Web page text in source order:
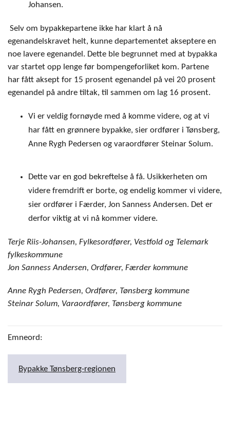
Johansen.
Selv om bypakkepartene ikke har klart å nå
egenandelskravet helt, kunne departementet akseptere en
noe lavere egenandel. Dette ble begrunnet med at bypakka
var startet opp lenge før bompengeforliket kom. Partene
har fått aksept for 15 prosent egenandel på vei 20 prosent
egenandel på andre tiltak, til sammen om lag 16 prosent.
Vi er veldig fornøyde med å komme videre, og at vi
har fått en grønnere bypakke, sier ordfører i Tønsberg,
Anne Rygh Pedersen og varaordfører Steinar Solum.
Dette var en god bekreftelse å få. Usikkerheten om
videre fremdrift er borte, og endelig kommer vi videre,
sier ordfører i Færder, Jon Sanness Andersen. Det er
derfor viktig at vi nå kommer videre.
Terje Riis-Johansen, Fylkesordfører, Vestfold og Telemark
fylkeskommune
Jon Sanness Andersen, Ordfører, Færder kommune
Anne Rygh Pedersen, Ordfører, Tønsberg kommune
Steinar Solum, Varaordfører, Tønsberg kommune
Emneord:
Bypakke Tønsberg-regionen